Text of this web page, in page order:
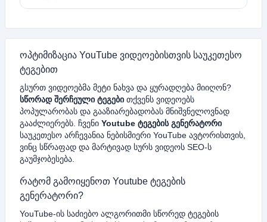
ოპტიმიზაცია YouTube ვიდეოებისთვის საუკეთესო
ტეგებით
გსურთ ვიდეოებმა მეტი ნახვა და ყურადღება მიიღონ?
სწორად შერჩეული ტეგები თქვენს ვიდეოებს
პოპულარობას და გააზიარებადობას მნიშვნელოვნად
გააძლიერებს. ჩვენი Youtube ტეგების გენერატორი
საუკეთესო არჩევანია ნებისმიერი YouTube ავტორისთვის,
ვინც სწრაფად და მარტივად სურს ვიდეოს SEO-ს
გაუმჯობესება.
რატომ გამოიყენოთ Youtube ტეგების
გენერატორი?
YouTube-ის საძიებო ალგორითმი სწორედ ტეგების